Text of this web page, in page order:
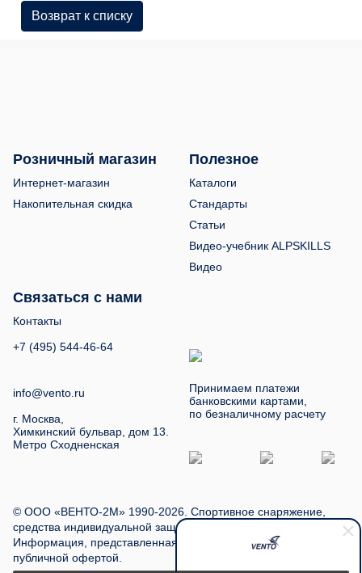
Возврат к списку
Розничный магазин
Интернет-магазин
Накопительная скидка
Полезное
Каталоги
Стандарты
Статьи
Видео-учебник ALPSKILLS
Видео
Связаться с нами
Контакты
+7 (495) 544-46-64
info@vento.ru
г. Москва,
Химкинский бульвар, дом 13.
Метро Сходненская
Принимаем платежи
банковскими картами,
по безналичному расчету
© ООО «ВЕНТО-2М» 1990-2026. Спортивное снаряжение,
средства индивидуальной защиты, туристское снаряжение.
Информация, представленная на сайте, не является
публичной офертой.